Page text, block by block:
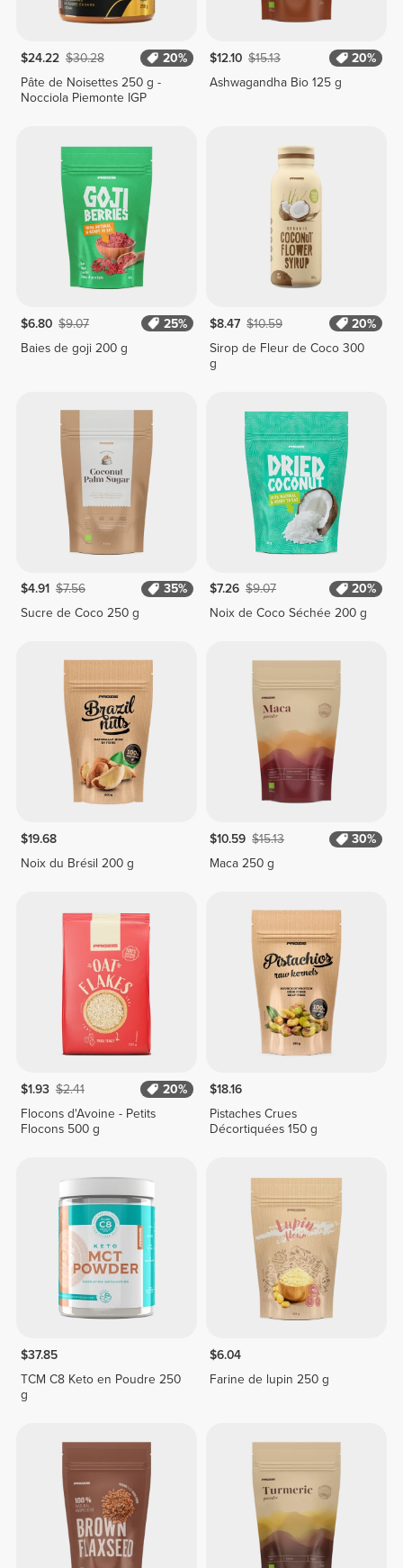
$24.22 $30.28
20%
Pâte de Noisettes 250 g -
Nocciola Piemonte IGP
$12.10 $15.13
20%
Ashwagandha Bio 125 g
$6.80 $9.07
25%
Baies de goji 200 g
$8.47 $10.59
20%
Sirop de Fleur de Coco 300
g
$4.91 $7.56
35%
Sucre de Coco 250 g
$7.26 $9.07
20%
Noix de Coco Séchée 200 g
$19.68
Noix du Brésil 200 g
$10.59 $15.13
30%
Maca 250 g
$1.93 $2.41
20%
Flocons d'Avoine - Petits
Flocons 500 g
$18.16
Pistaches Crues
Décortiquées 150 g
$37.85
TCM C8 Keto en Poudre 250
g
$6.04
Farine de lupin 250 g